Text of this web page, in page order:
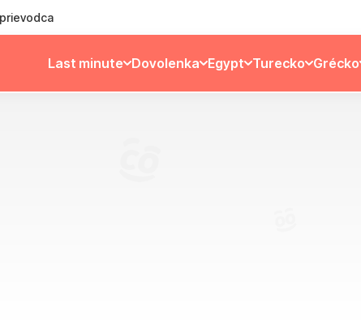
Last minute Dovolenka Egypt Turecko Grécko